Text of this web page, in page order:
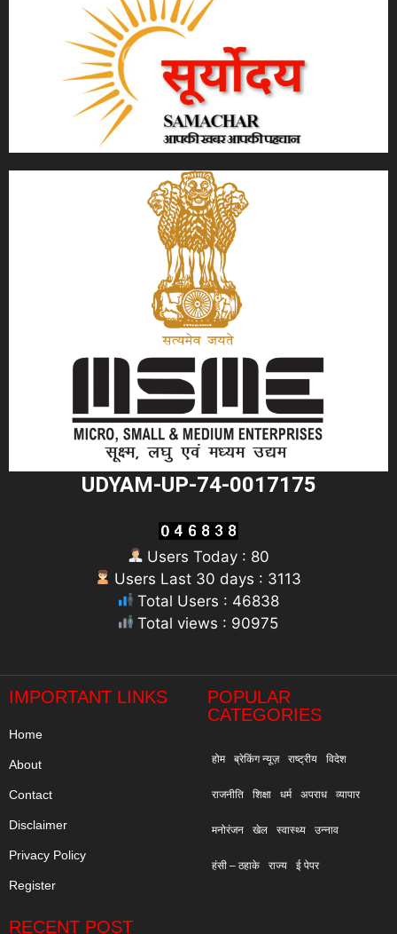
UDYAM-UP-74-0017175
Users Today : 80
Users Last 30 days : 3113
Total Users : 46838
Total views : 90975
IMPORTANT LINKS
Home
About
Contact
Disclaimer
Privacy Policy
Register
POPULAR
CATEGORIES
होम ब्रेकिंग न्यूज़ राष्ट्रीय विदेश
राजनीति शिक्षा धर्म अपराध व्यापार
मनोरंजन खेल स्वास्थ्य उन्नाव
हंसी – ठहाके राज्य ई पेपर
RECENT POST